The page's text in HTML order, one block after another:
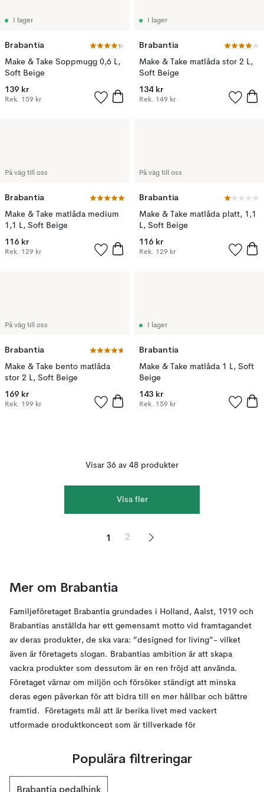
I lager
Brabantia
Make & Take Soppmugg 0,6 L,
Soft Beige
139 kr
Rek. 159 kr
I lager
Brabantia
Make & Take matlåda stor 2 L,
Soft Beige
134 kr
Rek. 149 kr
På väg till oss
Brabantia
Make & Take matlåda medium
1,1 L, Soft Beige
116 kr
Rek. 129 kr
På väg till oss
Brabantia
Make & Take matlåda platt, 1,1
L, Soft Beige
116 kr
Rek. 129 kr
På väg till oss
Brabantia
Make & Take bento matlåda
stor 2 L, Soft Beige
169 kr
Rek. 199 kr
I lager
Brabantia
Make & Take matlåda 1 L, Soft
Beige
143 kr
Rek. 159 kr
Visar 36 av 48 produkter
Visa fler
1 2
Mer om Brabantia
Familjeföretaget Brabantia grundades i Holland, Aalst, 1919 och
Brabantias anställda har ett gemensamt motto vid framtagandet
av deras produkter, de ska vara: ”designed for living”- vilket
även är företagets slogan. Brabantias ambition är att skapa
vackra produkter som dessutom är en ren fröjd att använda.
Företaget värnar om miljön och försöker ständigt att minska
deras egen påverkan för att bidra till en mer hållbar och bättre
framtid. Företagets mål att är berika livet med vackert
utformade produktkoncept som är tillverkade för
dag efter dag. Brabantia vill effektivisera vardagen så att den
blir både smidigare och roligare, vilket de lyckas med med allt
Populära filtreringar